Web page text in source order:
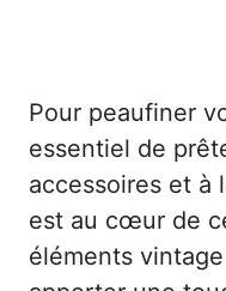
Pour peaufiner
essentiel de
accessoires et à
est au cœur de
éléments